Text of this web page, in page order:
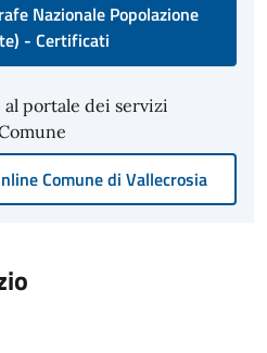
Nazionale Popolazione
- Certificati
portale dei servizi
Comune di Vallecrosia